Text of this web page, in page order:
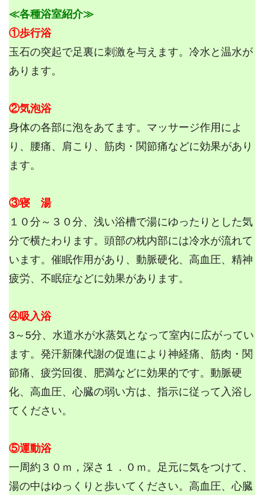
≪各種浴室紹介≫
①歩行浴
玉石の突起で足裏に刺激を与えます。冷水と温水が
あります。
②気泡浴
身体の各部に泡をあてます。マッサージ作用によ
り、腰痛、肩こり、筋肉・関節痛などに効果があり
ます。
③寝 湯
１０分～３０分、浅い浴槽で湯にゆったりとした気
分で横たわります。頭部の枕内部には冷水が流れて
います。催眠作用があり、動脈硬化、高血圧、精神
疲労、不眠症などに効果があります。
④吸入浴
3～5分、水道水が水蒸気となって室内に広がってい
ます。発汗新陳代謝の促進により神経痛、筋肉・関
節痛、疲労回復、肥満などに効果的です。動脈硬
化、高血圧、心臓の弱い方は、指示に従って入浴し
てください。
⑤運動浴
一周約３０ｍ，深さ１．０ｍ。足元に気をつけて、
湯の中はゆっくりと歩いてください。高血圧、心臓